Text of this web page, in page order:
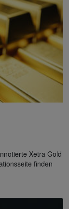
Xetra Gold
finden